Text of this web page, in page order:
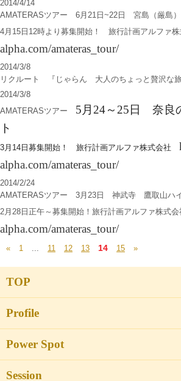
2014/4/14
AMATERASツアー 6月21日~22日 宮島（厳島）
4月15日12時より募集開始！ 旅行計画アルファ
alpha.com/amateras_tour/
2014/3/8
リクルート 『じゃらん 大人のちょっと贅沢な
2014/3/8
AMATERASツアー 5月24～25日 奈良
ト
3月14日募集開始！ 旅行計画アルファ株式会社
alpha.com/amateras_tour/
2014/2/24
AMATERASツアー 3月23日 神武寺 鷹取山ハ
2月28日正午～募集開始！旅行計画アルファ株式
alpha.com/amateras_tour/
« 1 ... 11 12 13 14 15 »
TOP
Profile
Power Spot
Session